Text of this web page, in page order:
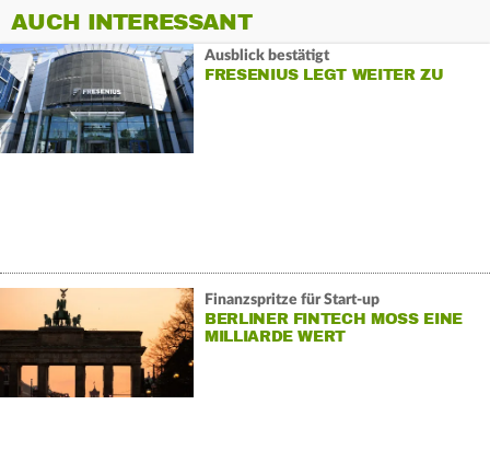
AUCH INTERESSANT
Ausblick bestätigt
FRESENIUS LEGT WEITER ZU
Finanzspritze für Start-up
BERLINER FINTECH MOSS EINE
MILLIARDE WERT